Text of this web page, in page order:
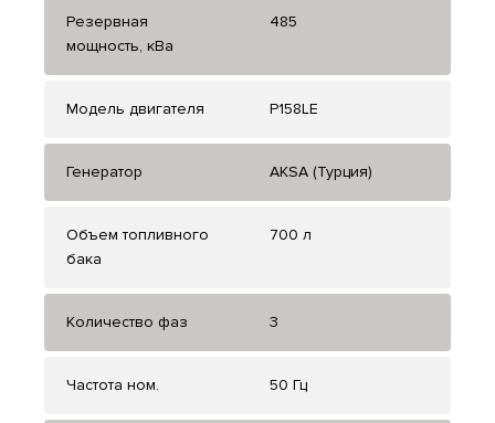
Резервная
мощность, кВа
485
Модель двигателя P158LE
Генератор AKSA (Турция)
Объем топливного
бака
700 л
Количество фаз 3
Частота ном. 50 Гц